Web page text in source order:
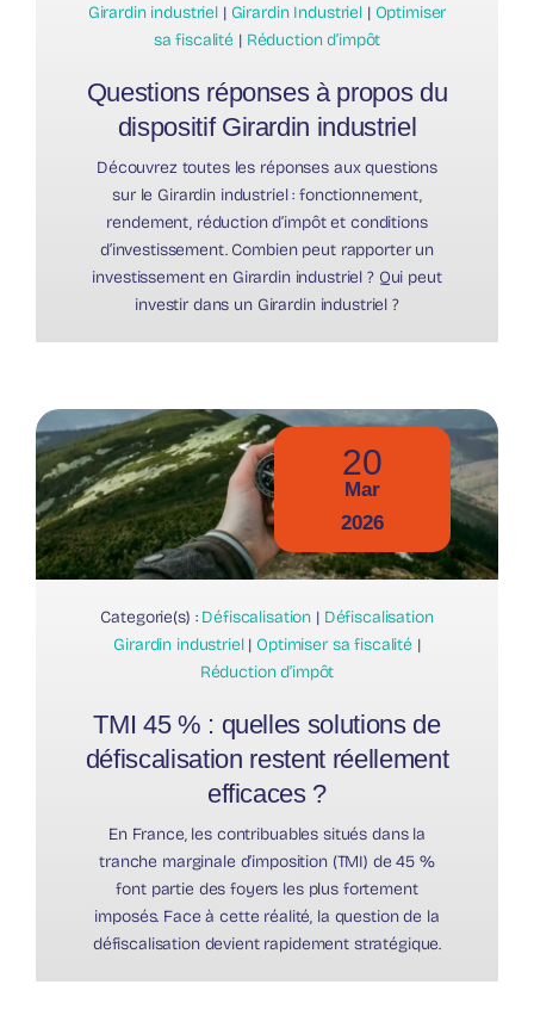
Girardin industriel | Girardin Industriel| Optimiser
sa fiscalité | Réduction d’impôt
Questions réponses à propos du
dispositif Girardin industriel
Découvrez toutes les réponses aux questions
sur le Girardin industriel : fonctionnement,
rendement, réduction d’impôt et conditions
d’investissement. Combien peut rapporter un
investissement en Girardin industriel ? Qui peut
investir dans un Girardin industriel ?
20
Mar
2026
Categorie(s) : Défiscalisation | Défiscalisation
Girardin industriel| Optimiser sa fiscalité |
Réduction d’impôt
TMI 45 % : quelles solutions de
défiscalisation restent réellement
efficaces ?
En France, les contribuables situés dans la
tranche marginale d’imposition (TMI) de 45 %
font partie des foyers les plus fortement
imposés. Face à cette réalité, la question de la
défiscalisation devient rapidement stratégique.